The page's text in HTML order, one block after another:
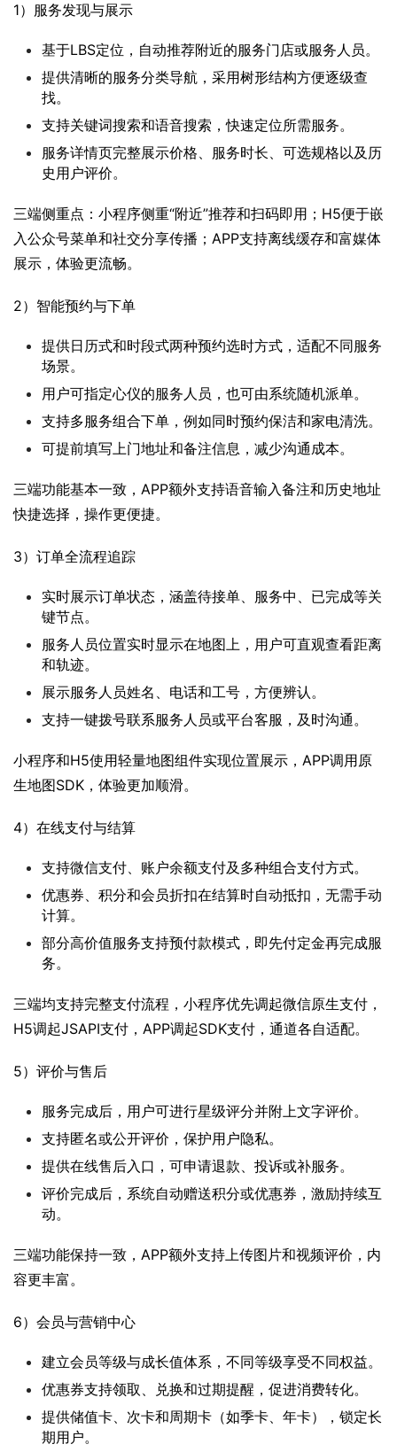
1）服务发现与展示
基于LBS定位，自动推荐附近的服务门店或服务人员。
提供清晰的服务分类导航，采用树形结构方便逐级查
找。
支持关键词搜索和语音搜索，快速定位所需服务。
服务详情页完整展示价格、服务时长、可选规格以及历
史用户评价。
三端侧重点：小程序侧重“附近”推荐和扫码即用；H5便于嵌
入公众号菜单和社交分享传播；APP支持离线缓存和富媒体
展示，体验更流畅。
2）智能预约与下单
提供日历式和时段式两种预约选时方式，适配不同服务
场景。
用户可指定心仪的服务人员，也可由系统随机派单。
支持多服务组合下单，例如同时预约保洁和家电清洗。
可提前填写上门地址和备注信息，减少沟通成本。
三端功能基本一致，APP额外支持语音输入备注和历史地址
快捷选择，操作更便捷。
3）订单全流程追踪
实时展示订单状态，涵盖待接单、服务中、已完成等关
键节点。
服务人员位置实时显示在地图上，用户可直观查看距离
和轨迹。
展示服务人员姓名、电话和工号，方便辨认。
支持一键拨号联系服务人员或平台客服，及时沟通。
小程序和H5使用轻量地图组件实现位置展示，APP调用原
生地图SDK，体验更加顺滑。
4）在线支付与结算
支持微信支付、账户余额支付及多种组合支付方式。
优惠券、积分和会员折扣在结算时自动抵扣，无需手动
计算。
部分高价值服务支持预付款模式，即先付定金再完成服
务。
三端均支持完整支付流程，小程序优先调起微信原生支付，
H5调起JSAPI支付，APP调起SDK支付，通道各自适配。
5）评价与售后
服务完成后，用户可进行星级评分并附上文字评价。
支持匿名或公开评价，保护用户隐私。
提供在线售后入口，可申请退款、投诉或补服务。
评价完成后，系统自动赠送积分或优惠券，激励持续互
动。
三端功能保持一致，APP额外支持上传图片和视频评价，内
容更丰富。
6）会员与营销中心
建立会员等级与成长值体系，不同等级享受不同权益。
优惠券支持领取、兑换和过期提醒，促进消费转化。
提供储值卡、次卡和周期卡（如季卡、年卡），锁定长
期用户。